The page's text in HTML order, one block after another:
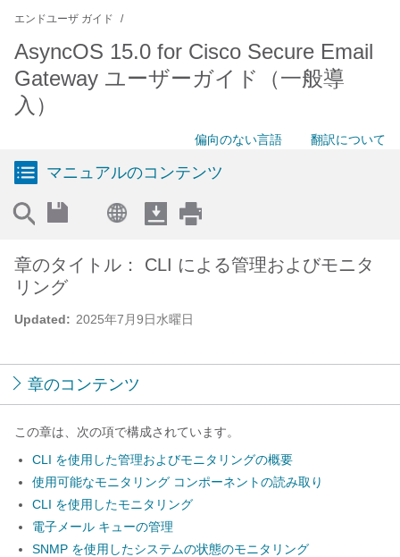
エンドユーザ ガイド
AsyncOS 15.0 for Cisco Secure Email
Gateway ユーザーガイド（一般導
入）
偏向のない言語 翻訳について
マニュアルのコンテンツ
Updated: 2025年7月9日水曜日
章のタイトル： CLI による管理およびモニタ
リング
章のコンテンツ
この章は、次の項で構成されています。
CLI を使用した管理およびモニタリングの概要
使用可能なモニタリング コンポーネントの読み取り
CLI を使用したモニタリング
電子メール キューの管理
SNMP を使用したシステムの状態のモニタリング